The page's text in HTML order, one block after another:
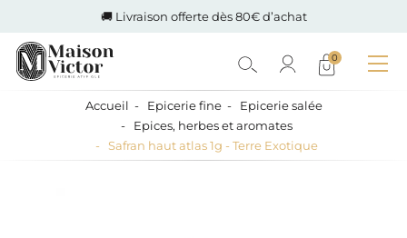
🚚 Livraison offerte dès 80€ d’achat
0
Accueil Epicerie fine
Epicerie salée
Epices, herbes et aromates
Safran haut atlas 1g - Terre Exotique